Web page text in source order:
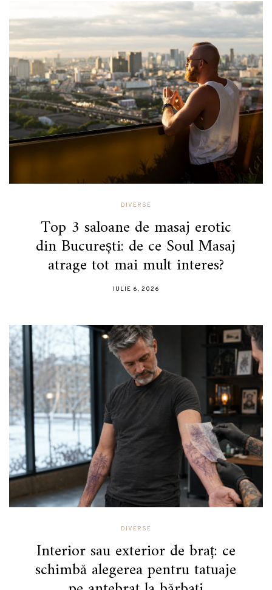
DIVERSE
Top 3 saloane de masaj erotic
din București: de ce Soul Masaj
atrage tot mai mult interes?
IULIE 6, 2026
DIVERSE
Interior sau exterior de braț: ce
schimbă alegerea pentru tatuaje